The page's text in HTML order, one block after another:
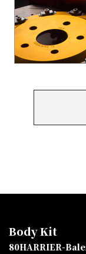
Body Kit
80HARRIER-